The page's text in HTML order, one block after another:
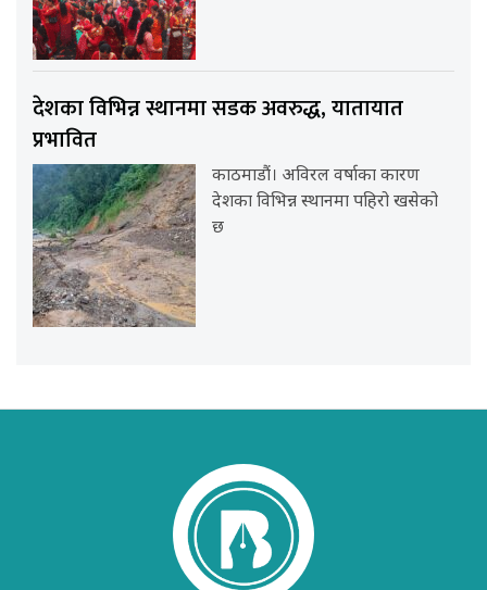
देशका विभिन्न स्थानमा सडक अवरुद्ध, यातायात
प्रभावित
काठमाडौं। अविरल वर्षाका कारण
देशका विभिन्न स्थानमा पहिरो खसेको
छ